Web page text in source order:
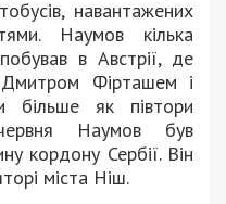
навантажених
Наумов кілька
в Австрії, де
Дмитром Фірташем і
більше як півтори
Наумов був
кордону Сербії. Він
міста Ніш.